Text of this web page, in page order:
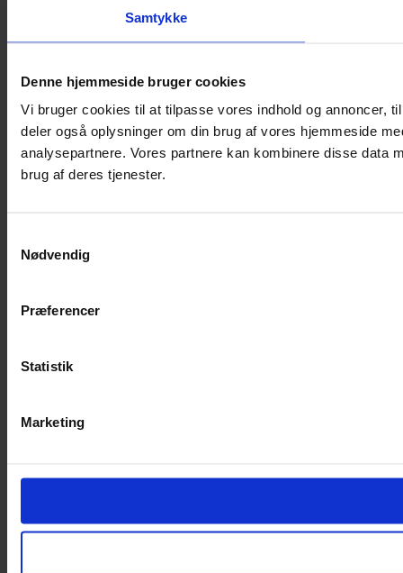
Samtykke
Denne hjemmeside bruger cookies
Vi bruger cookies til at tilpasse vores indhold og annoncer,
deler også oplysninger om din brug af vores hjemmeside
analysepartnere. Vores partnere kan kombinere disse data
brug af deres tjenester.
Nødvendig
Præferencer
Statistik
Marketing